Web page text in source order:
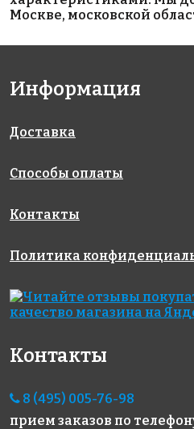
2690 руб./м²
316x316
3985 руб./м²
AKB041
на бумаге
327x327
AKB099
на бумаге
316x316
Москве, московской
Информация
Доставка
Способы оплаты
Контакты
Политика
Контакты
8 (495) 005-76-98
прием заказов по